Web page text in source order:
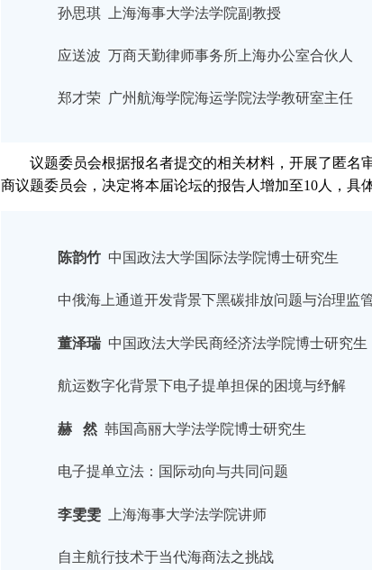
孙思琪 上海海事大学法学院副教授
应送波 万商天勤律师事务所上海办公室合伙人
郑才荣 广州航海学院海运学院法学教研室主任
议题委员会根据报名者提交的相关材料，开展了匿名
商议题委员会，决定将本届论坛的报告人增加至10人，具
陈韵竹中国政法大学国际法学院博士研究生
中俄海上通道开发背景下黑碳排放问题与治理
董泽瑞中国政法大学民商经济法学院博士研究生
航运数字化背景下电子提单担保的困境与纾解
赫 然韩国高丽大学法学院博士研究生
电子提单立法：国际动向与共同问题
李雯雯上海海事大学法学院讲师
自主航行技术于当代海商法之挑战